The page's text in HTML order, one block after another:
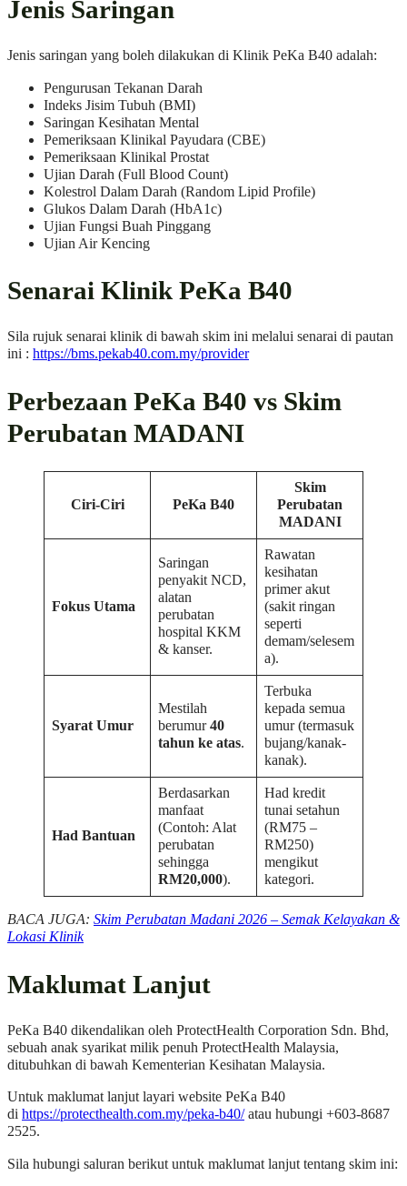
Jenis Saringan
Jenis saringan yang boleh dilakukan di Klinik PeKa B40 adalah:
Pengurusan Tekanan Darah
Indeks Jisim Tubuh (BMI)
Saringan Kesihatan Mental
Pemeriksaan Klinikal Payudara (CBE)
Pemeriksaan Klinikal Prostat
Ujian Darah (Full Blood Count)
Kolestrol Dalam Darah (Random Lipid Profile)
Glukos Dalam Darah (HbA1c)
Ujian Fungsi Buah Pinggang
Ujian Air Kencing
Senarai Klinik PeKa B40
Sila rujuk senarai klinik di bawah skim ini melalui senarai di pautan
ini : https://bms.pekab40.com.my/provider
Perbezaan PeKa B40 vs Skim
Perubatan MADANI
Ciri-Ciri PeKa B40
Skim
Perubatan
MADANI
Fokus Utama
Saringan
penyakit NCD,
alatan
perubatan
hospital KKM
& kanser.
Rawatan
kesihatan
primer akut
(sakit ringan
seperti
demam/selesem
a).
Syarat Umur
Mestilah
berumur40
tahun ke atas.
Terbuka
kepada semua
umur (termasuk
bujang/kanak-
kanak).
Had Bantuan
Berdasarkan
manfaat
(Contoh: Alat
perubatan
sehingga
RM20,000).
Had kredit
tunai setahun
(RM75 –
RM250)
mengikut
kategori.
BACA JUGA: Skim Perubatan Madani 2026 – Semak Kelayakan &
Lokasi Klinik
Maklumat Lanjut
PeKa B40 dikendalikan oleh ProtectHealth Corporation Sdn. Bhd,
sebuah anak syarikat milik penuh ProtectHealth Malaysia,
ditubuhkan di bawah Kementerian Kesihatan Malaysia.
Untuk maklumat lanjut layari website PeKa B40
di https://protecthealth.com.my/peka-b40/atau hubungi +603-8687
2525.
Sila hubungi saluran berikut untuk maklumat lanjut tentang skim ini: